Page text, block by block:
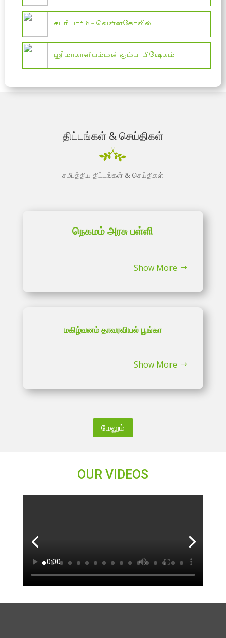
சபரி பார்ம் – வெள்ளகோவில்
ஸ்ரீ மாகாளியம்மன் கும்பாபிஷேகம்
திட்டங்கள் & செய்திகள்
சமீபத்திய திட்டங்கள் & செய்திகள்
நெகமம் அரசு பள்ளி
Show More
மகிழ்வனம் தாவரவியல் பூங்கா
Show More
மேலும்
OUR VIDEOS